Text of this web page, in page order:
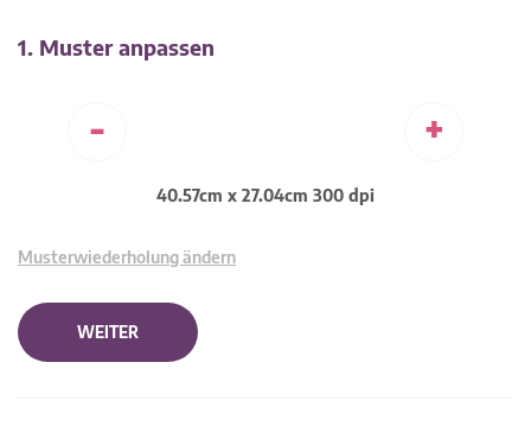
1. Muster anpassen
- +
40.57cm x 27.04cm 300 dpi
Musterwiederholung ändern
WEITER